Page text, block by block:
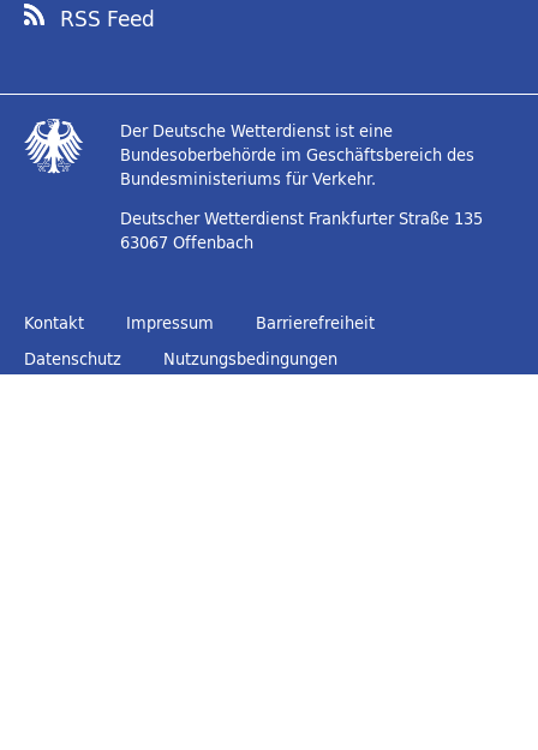
RSS Feed
Der Deutsche Wetterdienst ist eine
Bundesoberbehörde im Geschäftsbereich des
Bundesministeriums für Verkehr.
Deutscher Wetterdienst Frankfurter Straße 135
63067 Offenbach
Kontakt Impressum
Barrierefreiheit
Datenschutz
Nutzungsbedingungen